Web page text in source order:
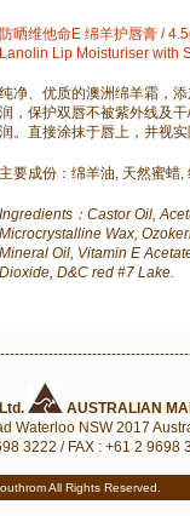
防晒维他命E 绵羊护唇膏 /
Lanolin Lip Moisturiser with
纯净、优质的澳洲绵羊霜，
润，保护双唇不被紫外线及
润。直接涂抹于唇上，并视实
主要成份：绵羊油, 天然蜜蜡
Ingredients：Castor Oil,
Microcrystalline Wax,
Mineral Oil, Vitamin E
Dioxide, D&C red #7 Lake.
AUSTRALIAN
Waterloo NSW 2017
3222 / FAX : +61 2 9698
All Rights Reserved.